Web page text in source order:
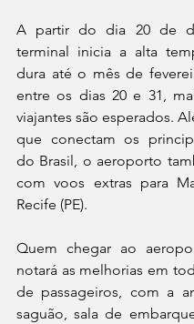
A partir do dia 20 de
terminal inicia a alta
dura até o mês de
entre os dias 20 e 31,
viajantes são esperados.
que conectam os
do Brasil, o aeroporto
com voos extras para
Recife (PE).
Quem chegar ao
notará as melhorias em
de passageiros, com a
saguão, sala de